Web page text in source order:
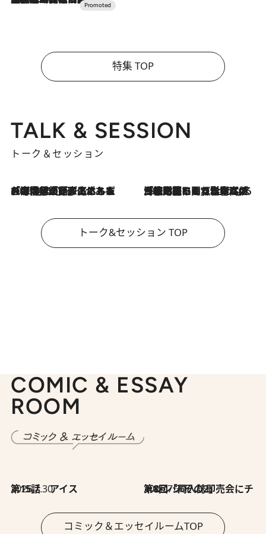
特集 TOP
TALK & SESSION
トーク＆セッション
2026.8.3
「今後値上げがあるとすれば…」「リスクがあるのは今年の冬」エネルギー専門家が語る、ホルムズ海峡封鎖が家庭にもたらす“ある心配” 2026.8.3
「住宅建てられない…」「サーチャージ料の高値が続いている」ホルムズ海峡封鎖による影響はいつまで続く？《エネルギー専門家に聞く“どうなる日本の暮らし”》
トーク&セッション TOP
COMIC & ESSAY
ROOM
2026.7.30
第15話 アイス 2026.7.30
第8回「同人誌即売会にチャレンジ その2」
コミック＆エッセイルームTOP